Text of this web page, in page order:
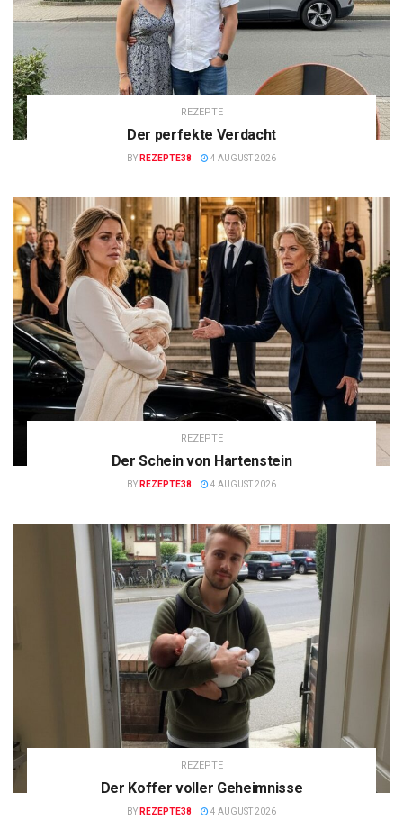
REZEPTE
Der perfekte Verdacht
BY REZEPTE38 4 AUGUST 2026
REZEPTE
Der Schein von Hartenstein
BY REZEPTE38 4 AUGUST 2026
REZEPTE
Der Koffer voller Geheimnisse
BY REZEPTE38 4 AUGUST 2026